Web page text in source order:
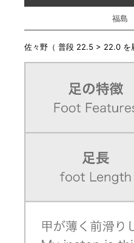
福島
佐々野（ 普段 22.5 > 22.0 を